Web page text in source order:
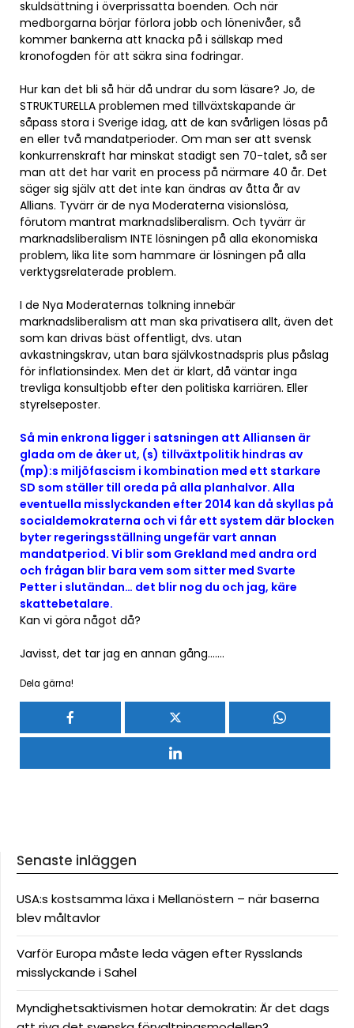
skuldsättning i överprissatta boenden. Och när
medborgarna börjar förlora jobb och lönenivåer, så
kommer bankerna att knacka på i sällskap med
kronofogden för att säkra sina fodringar.
Hur kan det bli så här då undrar du som läsare? Jo, de
STRUKTURELLA problemen med tillväxtskapande är
såpass stora i Sverige idag, att de kan svårligen lösas på
en eller två mandatperioder. Om man ser att svensk
konkurrenskraft har minskat stadigt sen 70-talet, så ser
man att det har varit en process på närmare 40 år. Det
säger sig själv att det inte kan ändras av åtta år av
Allians. Tyvärr är de nya Moderaterna visionslösa,
förutom mantrat marknadsliberalism. Och tyvärr är
marknadsliberalism INTE lösningen på alla ekonomiska
problem, lika lite som hammare är lösningen på alla
verktygsrelaterade problem.
I de Nya Moderaternas tolkning innebär
marknadsliberalism att man ska privatisera allt, även det
som kan drivas bäst offentligt, dvs. utan
avkastningskrav, utan bara självkostnadspris plus påslag
för inflationsindex. Men det är klart, då väntar inga
trevliga konsultjobb efter den politiska karriären. Eller
styrelseposter.
Så min enkrona ligger i satsningen att Alliansen är
glada om de åker ut, (s) tillväxtpolitik hindras av
(mp):s miljöfascism i kombination med ett starkare
SD som ställer till oreda på alla planhalvor. Alla
eventuella misslyckanden efter 2014 kan då skyllas på
socialdemokraterna och vi får ett system där blocken
byter regeringsställning ungefär vart annan
mandatperiod. Vi blir som Grekland med andra ord
och frågan blir bara vem som sitter med Svarte
Petter i slutändan… det blir nog du och jag, käre
skattebetalare.
Kan vi göra något då?
Javisst, det tar jag en annan gång…….
Dela gärna!
Senaste inläggen
USA:s kostsamma läxa i Mellanöstern – när baserna
blev måltavlor
Varför Europa måste leda vägen efter Rysslands
misslyckande i Sahel
Myndighetsaktivismen hotar demokratin: Är det dags